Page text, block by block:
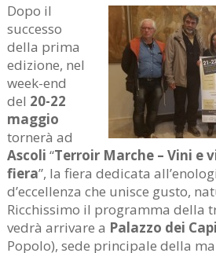
Dopo il
successo
della prima
edizione, nel
week-end
del 20-22
maggio
tornerà ad
Ascoli “Terroir Marche – Vini e
fiera”, la fiera dedicata
d’eccellenza che unisce gusto,
Ricchissimo il programma della
vedrà arrivare a Palazzo dei
Popolo), sede principale della